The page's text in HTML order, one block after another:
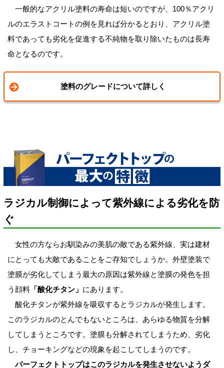
一般的なアクリル塗料の寿命は短いのですが、100％アクリ
ルのエラストコートの例を見れば分かるとおり、アクリル塗
料であっても劣化を促進する不純物を取り除いたものは長寿
命となるのです。
塗料のグレードについて詳しく
ラジカル制御によって紫外線による劣化を防
ぐ
女性の方ならお馴染みの美肌の敵である紫外線、実は建材
にとっても大敵であることをご存知でしょうか。外壁塗装で
塗膜が劣化してしまう最大の原因は紫外線と塗膜の発色を担
う顔料「酸化チタン」 にあります。
酸化チタンが紫外線を吸収するとラジカルが発生します。
このラジカルのとんでもないところは、あらゆる物質を分解
してしまうところです。塗膜も分解されてしまうため、劣化
し、チョーキングなどの現象を起こしてしまうのです。
パーフェクトトップはこのラジカルを発生させないようダ